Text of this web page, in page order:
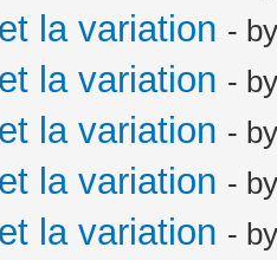
la variation -
la variation -
la variation -
la variation -
la variation -